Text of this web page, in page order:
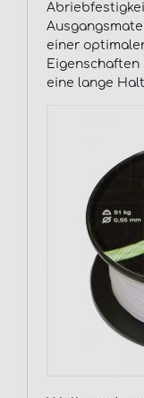
einer
eine lange